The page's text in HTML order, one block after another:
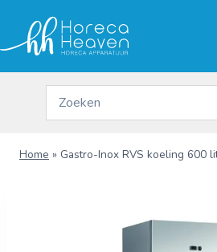
inhoud
Home » Gastro-Inox RVS koeling 600